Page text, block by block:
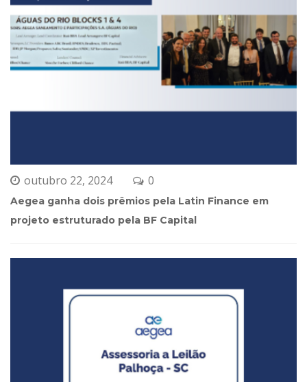
outubro 22, 2024 0
Aegea ganha dois prêmios pela Latin Finance em
projeto estruturado pela BF Capital